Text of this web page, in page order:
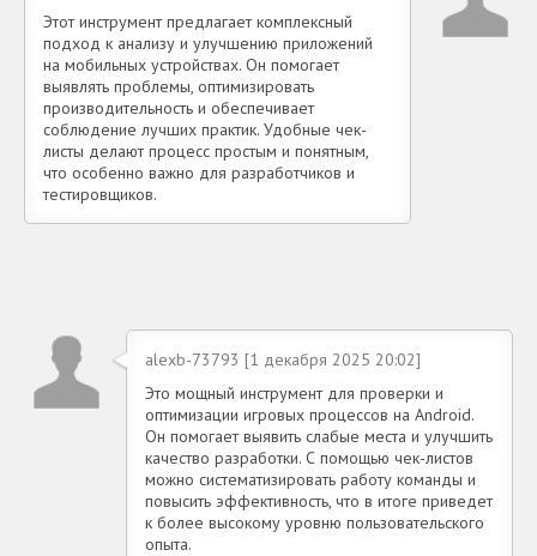
Этот инструмент предлагает комплексный
подход к анализу и улучшению приложений
на мобильных устройствах. Он помогает
выявлять проблемы, оптимизировать
производительность и обеспечивает
соблюдение лучших практик. Удобные чек-
листы делают процесс простым и понятным,
что особенно важно для разработчиков и
тестировщиков.
alexb-73793 [1 декабря 2025 20:02]
Это мощный инструмент для проверки и
оптимизации игровых процессов на Android.
Он помогает выявить слабые места и улучшить
качество разработки. С помощью чек-листов
можно систематизировать работу команды и
повысить эффективность, что в итоге приведет
к более высокому уровню пользовательского
опыта.